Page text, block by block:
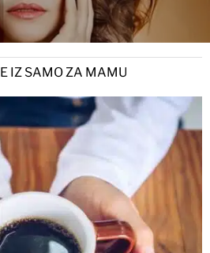
IZ SAMO ZA MAMU